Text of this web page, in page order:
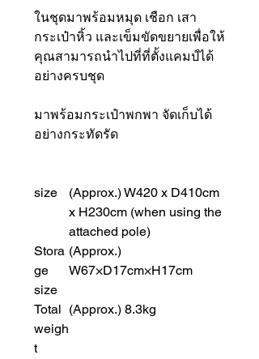
ในชุดมาพร้อมหมุด เชือก เสา
กระเป๋าหิ้ว และเข็มขัดขยายเพื่อให้
คุณสามารถนําไปที่ที่ตั้งแคมป์ได้
อย่างครบชุด
มาพร้อมกระเป๋าพกพา จัดเก็บได้
อย่างกระทัดรัด
size
(Approx.) W420 x D410cm
x H230cm (when using the
attached pole)
Stora
ge
size
(Approx.)
W67×D17cm×H17cm
Total
weigh
t
(Approx.) 8.3kg